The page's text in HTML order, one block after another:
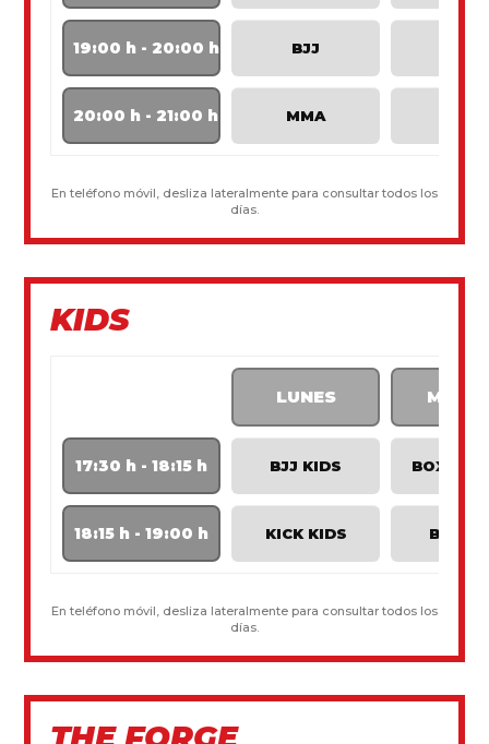
19:00 h - 20:00 h BJJ
20:00 h - 21:00 h MMA
En teléfono móvil, desliza lateralmente para consultar todos los
días.
KIDS
LUNES
17:30 h - 18:15 h BJJ KIDS BOXING
18:15 h - 19:00 h KICK KIDS BJJ
En teléfono móvil, desliza lateralmente para consultar todos los
días.